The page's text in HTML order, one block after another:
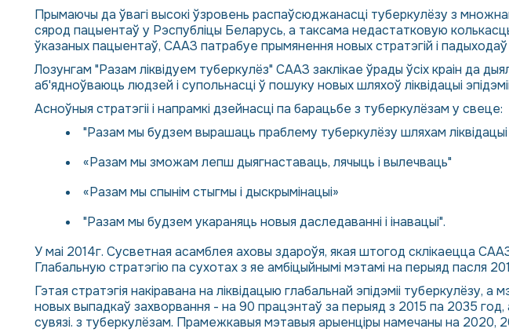
Прымаючы да ўвагі высокі ўзровень распаўсюджанасці туберкулёзу з
сярод пацыентаў у Рэспубліцы Беларусь, а таксама недастатковую
ўказаных пацыентаў, СААЗ патрабуе прымянення новых стратэгій і падыходаў у
Лозунгам "Разам ліквідуем туберкулёз" СААЗ заклікае ўрады ўсіх краін да
аб'ядноўваюць людзей і супольнасці ў пошуку новых шляхоў ліквідацыі
Асноўныя стратэгіі і напрамкі дзейнасці па барацьбе з туберкулёзам у свеце:
"Разам мы будзем вырашаць праблему туберкулёзу шляхам ліквідацыі
«Разам мы зможам лепш дыягнаставаць, лячыць і вылечваць"
«Разам мы спынім стыгмы і дыскрымінацыі»
"Разам мы будзем укараняць новыя даследаванні і інавацыі".
У маі 2014г. Сусветная асамблея аховы здароўя, якая штогод склікаецца
Глабальную стратэгію па сухотах з яе амбіцыйнымі мэтамі на перыяд пасля
Гэтая стратэгія накіравана на ліквідацыю глабальнай эпідэміі
новых выпадкаў захворвання - на 90 працэнтаў за перыяд з 2015 па 2035
сувязі. з туберкулёзам. Прамежкавыя мэтавыя арыенціры намечаны на 2020,